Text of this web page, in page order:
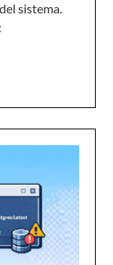
sistema.